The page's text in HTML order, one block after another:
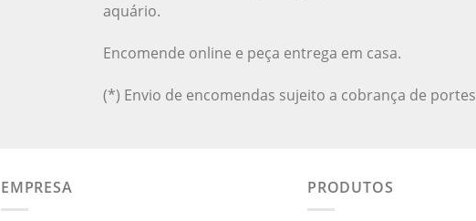
aquário.
Encomende online e peça entrega em casa.
(*) Envio de encomendas sujeito a cobrança de portes
EMPRESA PRODUTOS